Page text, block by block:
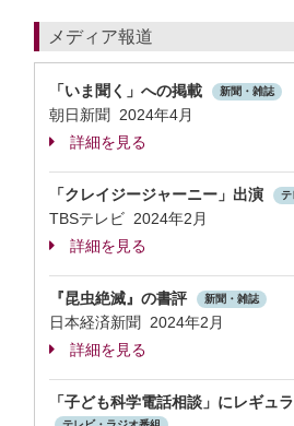
メディア報道
「いま聞く」への掲載 新聞・雑誌
朝日新聞 2024年4月
詳細を見る
「クレイジージャーニー」出演 テ
TBSテレビ 2024年2月
詳細を見る
『昆虫絶滅』の書評 新聞・雑誌
日本経済新聞 2024年2月
詳細を見る
「子ども科学電話相談」にレギュ